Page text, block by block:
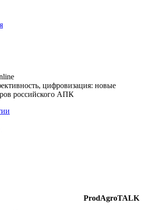
цифровизация: новые
российского АПК
ProdAgroTALK